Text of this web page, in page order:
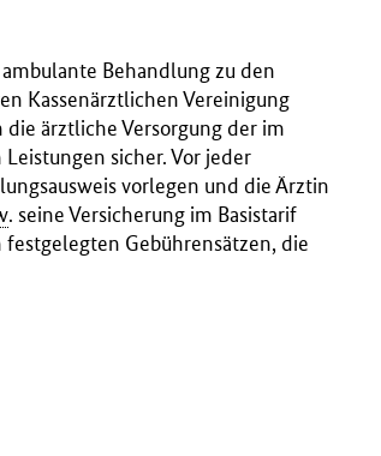
Behandlung zu den
Kassenärztlichen Vereinigung
ärztliche Versorgung der im
sicher. Vor jeder
vorlegen und die Ärztin
. seine Versicherung im Basistarif
Gebührensätzen, die